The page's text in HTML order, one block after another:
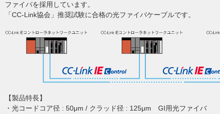
ファイバを採用しています。
「CC-Link協会」推奨試験に合格の光ファイバケーブルです。
【製品特長】
・光コードコア径 : 50μm / クラッド径 : 125μm GI用光ファイバ